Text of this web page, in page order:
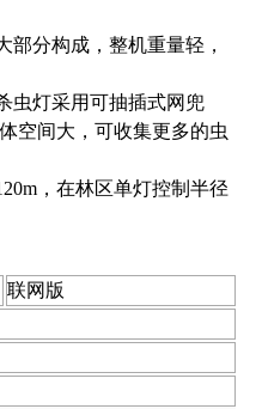
部分构成，整机重量轻，
虫灯采用可抽插式网兜
空间大，可收集更多的虫
，在林区单灯控制半径
联网版